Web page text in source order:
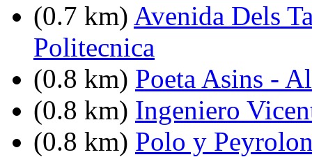
(0.7 km) Avenida Dels
Politecnica
(0.8 km) Poeta Asins -
(0.8 km) Ingeniero
(0.8 km) Polo y